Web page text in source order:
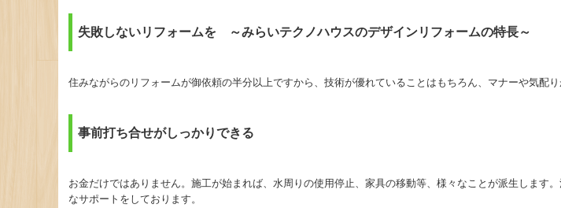
失敗しないリフォームを ～みらいテクノハウスのデザインリフォームの特長～
住みながらのリフォームが御依頼の半分以上ですから、技術が優れていることはもちろん、マナーや気配り
事前打ち合せがしっかりできる
お金だけではありません。施工が始まれば、水周りの使用停止、家具の移動等、様々なことが派生します
なサポートをしております。